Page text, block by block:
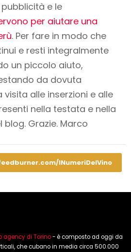
pubblicità e le
per aiutare una
. Per fare in modo che
e resti integralmente
un piccolo aiuto,
da dovuta
alle inserzioni e alle
nella testata e nella
Grazie. Marco
INumeriDelVino
agency di Torino- è composto ad oggi da
che cubano in media circa 500.000